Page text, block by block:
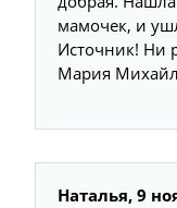
мамочек, и
Источник! Ни
Мария
Наталья, 9